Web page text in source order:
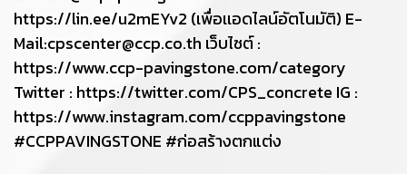
https://lin.ee/u2mEYv2 (เพื่อเเอดไลน์อัตโนมัติ) E-
Mail:cpscenter@ccp.co.th เว็บไซต์ :
https://www.ccp-pavingstone.com/category
Twitter : https://twitter.com/CPS_concrete IG :
https://www.instagram.com/ccppavingstone
#CCPPAVINGSTONE #ก่อสร้างตกแต่ง